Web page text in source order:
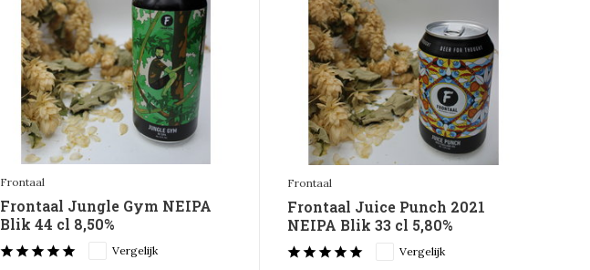
Frontaal
Frontaal Jungle Gym NEIPA
Blik 44 cl 8,50%
Vergelijk
Frontaal
Frontaal Juice Punch 2021
NEIPA Blik 33 cl 5,80%
Vergelijk